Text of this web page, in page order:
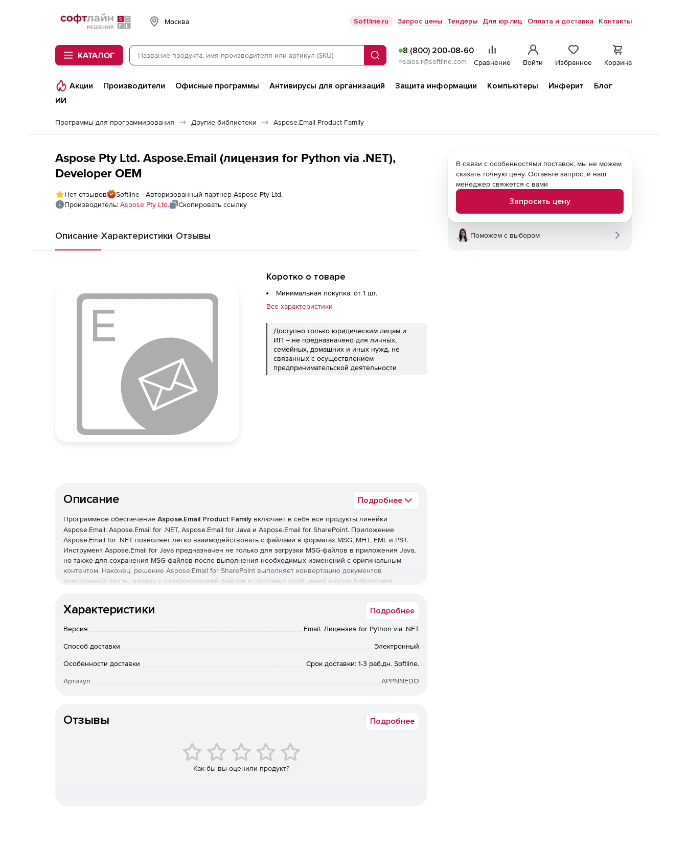
Softline
Москва Softline.ru Запрос цены Тендеры Для юр.лиц Оплата и доставка Контакты
КАТАЛОГ Поиск
8 (800) 200-08-60
sales.r@softline.com Сравнение Войти Избранное Корзина
Акции Производители Офисные программы Антивирусы для организаций Защита информации Компьютеры Инферит
Блог
ИИ
Программы для программирования Другие библиотеки Aspose.Email Product Family
Aspose Pty Ltd. Aspose.Email (лицензия for Python via .NET),
Developer OEM
Нет отзывов
Softline - Авторизованный партнер Aspose Pty Ltd.
Производитель: Aspose Pty Ltd. Скопировать ссылку
Описание Характеристики Отзывы
Коротко о товаре
Минимальная покупка: от 1 шт.
Все характеристики
Доступно только юридическим лицам и
ИП – не предназначено для личных,
семейных, домашних и иных нужд, не
связанных с осуществлением
предпринимательской деятельности
Описание Подробнее
Программное обеспечение Aspose.Email Product Family включает в себя все продукты линейки
Aspose.Email: Aspose.Email for .NET, Aspose.Email for Java и Aspose.Email for SharePoint. Приложение
Aspose.Email for .NET позволяет легко взаимодействовать с файлами в форматах MSG, MHT, EML и PST.
Инструмент Aspose.Email for Java предназначен не только для загрузки MSG-файлов в приложения Java,
но также для сохранения MSG-файлов после выполнения необходимых изменений с оригинальным
контентом. Наконец, решение Aspose.Email for SharePoint выполняет конвертацию документов
электронной почты, наряду с синхронизацией файлов и почтовых сообщений внутри библиотеки
Состав комплекта Aspose.Email Product Family:
Aspose.Email for .NET
– это компонент, позволяющий .NET-приложениям взаимодействовать с
классы для чтения и обновления файлов MSG, EML и PST и/или удаления файловых вложений и
тела и других свойств MSG-файлов.
– это компонент для конвертации сообщений электронной почты,
синхронизации файлов и электронных писем внутри библиотеки документов Microsoft SharePoint и
пользовательского списка электронной почты.
Характеристики Подробнее
Версия Email. Лицензия for Python via .NET
Способ доставки Электронный
Особенности доставки Срок доставки: 1-3 раб.дн. Softline.
Артикул APPNNEDO
Отзывы Подробнее
Как бы вы оценили продукт?
В связи с особенностями поставок, мы не можем
сказать точную цену. Оставьте запрос, и наш
менеджер свяжется с вами
Запросить цену
Поможем с выбором